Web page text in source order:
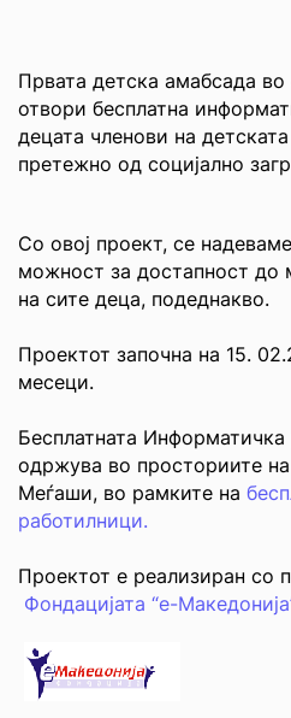
Првата детска амабсада
отвори бесплатна
децата членови на
претежно од социјално
Со овој проект, се
можност за достапност до
на сите деца, подеднакво.
Проектот започна на 15.
месеци.
Бесплатната
одржува во просториите
Меѓаши, во рамките на
работилници.
Проектот е реализиран со
Фондацијата “е-